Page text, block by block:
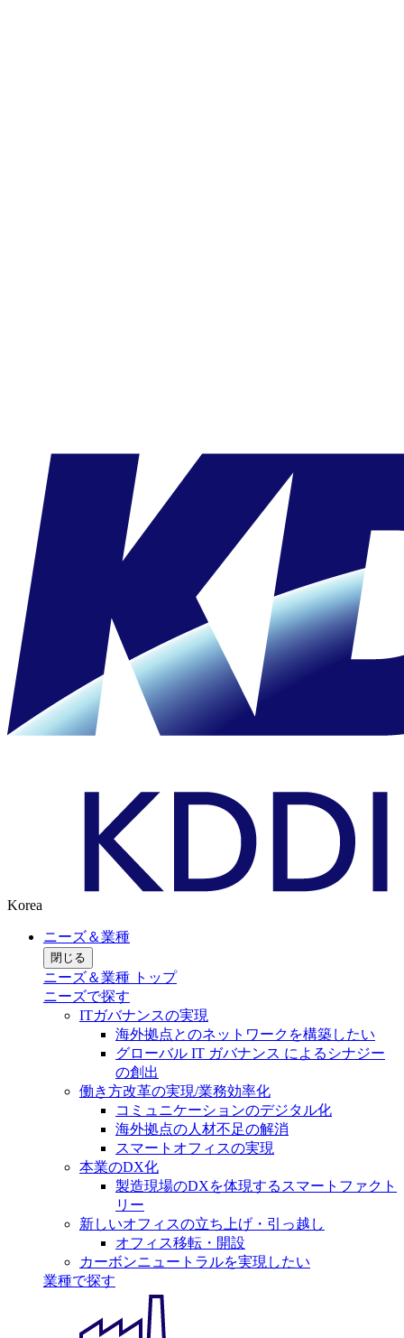
Korea
ニーズ＆業種
閉じる
ニーズ＆業種 トップ
ニーズで探す
ITガバナンスの実現
海外拠点とのネットワークを構築したい
グローバル IT ガバナンス によるシナジー
の創出
働き方改革の実現/業務効率化
コミュニケーションのデジタル化
海外拠点の人材不足の解消
スマートオフィスの実現
本業のDX化
製造現場のDXを体現するスマートファクト
リー
新しいオフィスの立ち上げ・引っ越し
オフィス移転・開設
カーボンニュートラルを実現したい
業種で探す